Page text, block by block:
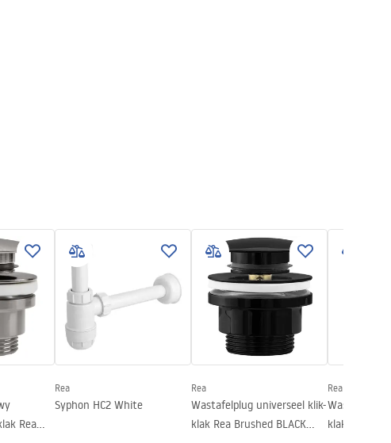
Rea
Rea
Syphon HC2 White
Rea
Wastafelplug universeel klik-
klak Rea Brushed BLACK
Rea
klak Rea